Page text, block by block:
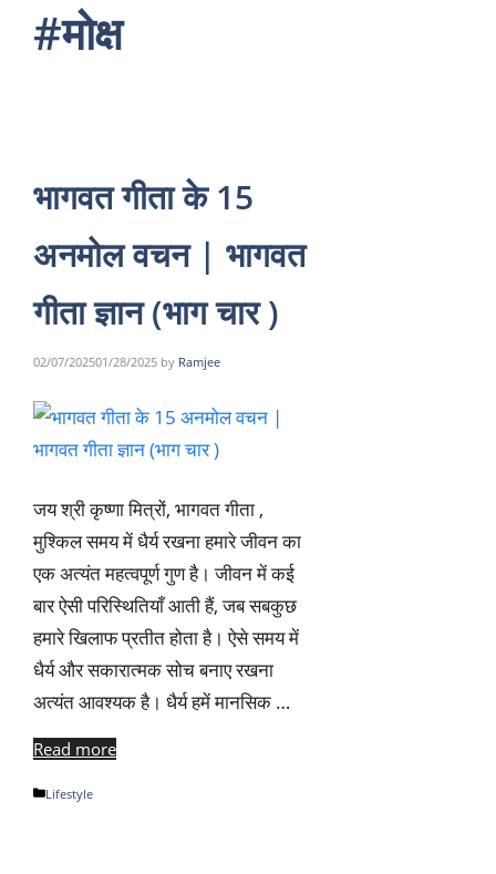
#मोक्ष
भागवत गीता के 15
अनमोल वचन | भागवत
गीता ज्ञान (भाग चार )
02/07/202501/28/2025 by Ramjee
जय श्री कृष्णा मित्रों, भागवत गीता ,
मुश्किल समय में धैर्य रखना हमारे जीवन का
एक अत्यंत महत्वपूर्ण गुण है। जीवन में कई
बार ऐसी परिस्थितियाँ आती हैं, जब सबकुछ
हमारे खिलाफ प्रतीत होता है। ऐसे समय में
धैर्य और सकारात्मक सोच बनाए रखना
अत्यंत आवश्यक है। धैर्य हमें मानसिक …
Read more
Categories
Lifestyle